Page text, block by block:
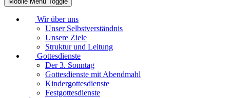
Wir über uns
Unser Selbstverständnis
Unsere Ziele
Struktur und Leitung
Gottesdienste
Der 3. Sonntag
Gottesdienste mit Abendmahl
Kindergottesdienste
Festgottesdienste